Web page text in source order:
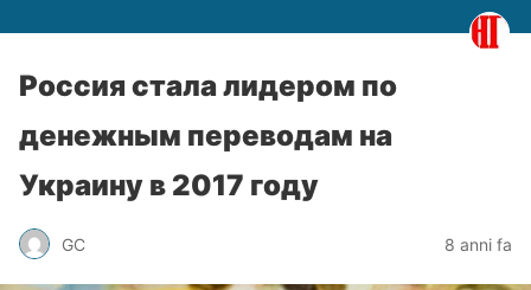
Россия стала лидером по
денежным переводам на
Украину в 2017 году
GC 8 anni fa